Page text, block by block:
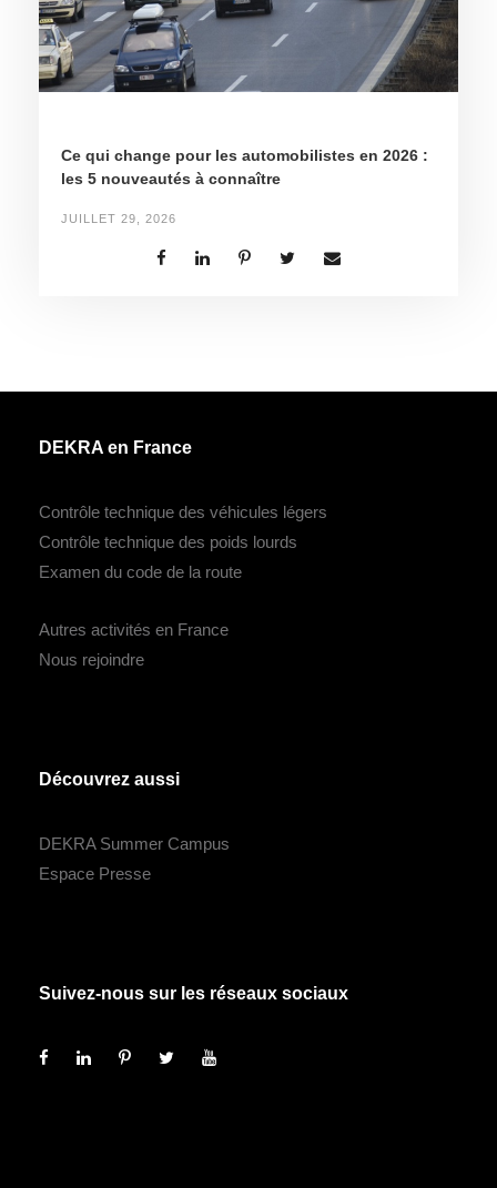
Ce qui change pour les automobilistes en 2026 :
les 5 nouveautés à connaître
JUILLET 29, 2026
DEKRA en France
Contrôle technique des véhicules légers
Contrôle technique des poids lourds
Examen du code de la route
Autres activités en France
Nous rejoindre
Découvrez aussi
DEKRA Summer Campus
Espace Presse
Suivez-nous sur les réseaux sociaux